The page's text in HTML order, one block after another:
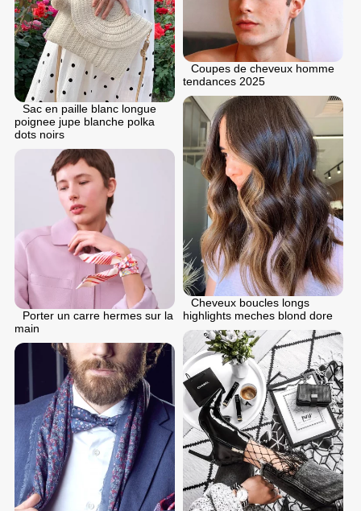
Coupes de cheveux homme
tendances 2025
Sac en paille blanc longue
poignee jupe blanche polka
dots noirs
Cheveux boucles longs
highlights meches blond dore
Porter un carre hermes sur la
main